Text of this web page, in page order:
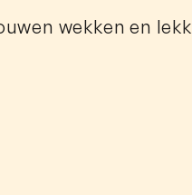
wekken en